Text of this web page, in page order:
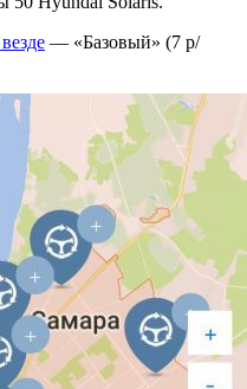
— «Базовый» (7 р/